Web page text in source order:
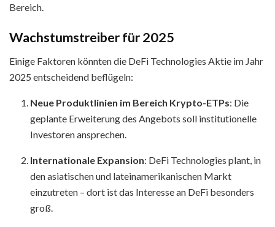
Bereich.
Wachstumstreiber für 2025
Einige Faktoren könnten die DeFi Technologies Aktie im Jahr
2025 entscheidend beflügeln:
Neue Produktlinien im Bereich Krypto-ETPs: Die
geplante Erweiterung des Angebots soll institutionelle
Investoren ansprechen.
Internationale Expansion: DeFi Technologies plant, in
den asiatischen und lateinamerikanischen Markt
einzutreten – dort ist das Interesse an DeFi besonders
groß.